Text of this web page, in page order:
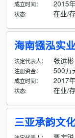
成立时间： 2015
状态: 在业/
海南镪泓实
法定代表人： 张运彬
注册资金： 500万
成立时间： 2017
状态: 在业/
三亚承韵文